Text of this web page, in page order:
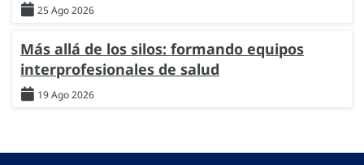
25 Ago 2026
Más allá de los silos: formando equipos
interprofesionales de salud
19 Ago 2026